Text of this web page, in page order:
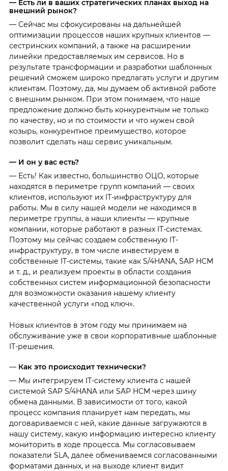
— Есть ли в ваших стратегических планах выход на
внешний рынок?
— Сейчас мы сфокусированы на дальнейшей
оптимизации процессов наших крупных клиентов —
сестринских компаний, а также на расширении
линейки предоставляемых им сервисов. Но в
результате трансформации и разработки шаблонных
решений сможем широко предлагать услуги и другим
клиентам. Поэтому, да, мы думаем об активной работе
с внешним рынком. При этом понимаем, что наше
предложение должно быть конкурентным не только
по качеству, но и по стоимости и что нужен свой
козырь, конкурентное преимущество, которое
позволит сделать наш сервис уникальным.
— И он у вас есть?
— Есть! Как известно, большинство ОЦО, которые
находятся в периметре групп компаний — своих
клиентов, используют их IТ-инфраструктуру для
работы. Мы в силу нашей модели не находимся в
периметре группы, а наши клиенты — крупные
компании, которые работают в разных IТ-системах.
Поэтому мы сейчас создаем собственную IТ-
инфраструктуру, в том числе инвестируем в
собственные IТ-системы, такие как S/4HANA, SAP HCM
и т. д., и реализуем проекты в области создания
собственных систем информационной безопасности
для возможности оказания нашему клиенту
качественной услуги «под ключ».
Новых клиентов в этом году мы принимаем на
обслуживание уже в свои корпоративные шаблонные
IТ-решения.
— Как это происходит технически?
— Мы интегрируем IТ-систему клиента с нашей
системой SAP S/4HANA или SAP HCM через шину
обмена данными. В зависимости от того, какой
процесс компания планирует нам передать, мы
договариваемся с ней, какие данные загружаются в
нашу систему, какую информацию интересно клиенту
мониторить в ходе процесса. Мы согласовываем
показатели SLA, далее обмениваемся согласованными
форматами данных, и на выходе клиент видит